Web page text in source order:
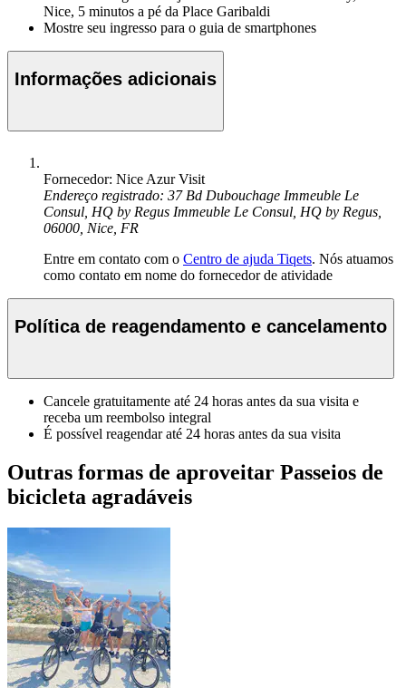
Nice, 5 minutos a pé da Place Garibaldi
Mostre seu ingresso para o guia de smartphones
Informações adicionais
Fornecedor: Nice Azur Visit
Endereço registrado: 37 Bd Dubouchage Immeuble Le
Consul, HQ by Regus Immeuble Le Consul, HQ by Regus,
06000, Nice, FR
Entre em contato com o Centro de ajuda Tiqets. Nós atuamos
como contato em nome do fornecedor de atividade
Política de reagendamento e cancelamento
Cancele gratuitamente até 24 horas antes da sua visita e
receba um reembolso integral
É possível reagendar até 24 horas antes da sua visita
Outras formas de aproveitar Passeios de
bicicleta agradáveis